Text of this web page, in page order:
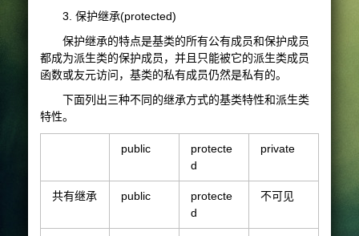
3. 保护继承(protected)
保护继承的特点是基类的所有公有成员和保护成员
都成为派生类的保护成员，并且只能被它的派生类成员
函数或友元访问，基类的私有成员仍然是私有的。
下面列出三种不同的继承方式的基类特性和派生类
特性。
public
protecte
d
private
共有继承 public
protecte
d
不可见